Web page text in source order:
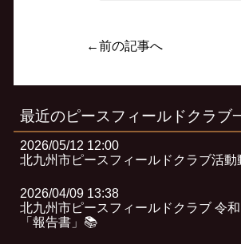
←前の記事へ
最近のピースフィールドクラブ
2026/05/12 12:00
北九州市ピースフィールドクラブ活動
2026/04/09 13:38
北九州市ピースフィールドクラブ 令
「報告書」📚